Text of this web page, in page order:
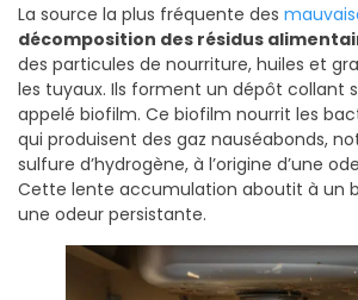
La source la plus fréquente des
décomposition des résidus
des particules de nourriture, huiles et
les tuyaux. Ils forment un dépôt collant
appelé biofilm. Ce biofilm nourrit les
qui produisent des gaz nauséabonds,
sulfure d’hydrogène, à l’origine d’une
Cette lente accumulation aboutit à un
une odeur persistante.